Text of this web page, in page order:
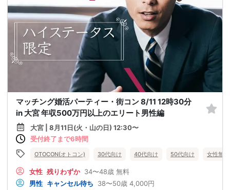
マッチング婚活パーティー・街コン 8/11 12時30分
in 大宮 年収500万円以上のエリート男性編
大宮 | 8月11日(火・山の日) 12:30〜
受付終了まで6時間
OTOCON(オトコン) 30代向け 40代向け 50代向け 女性無料
女性 残りわずか 34〜48歳 無料
男性 キャンセル待ち 38〜50歳 4,000円